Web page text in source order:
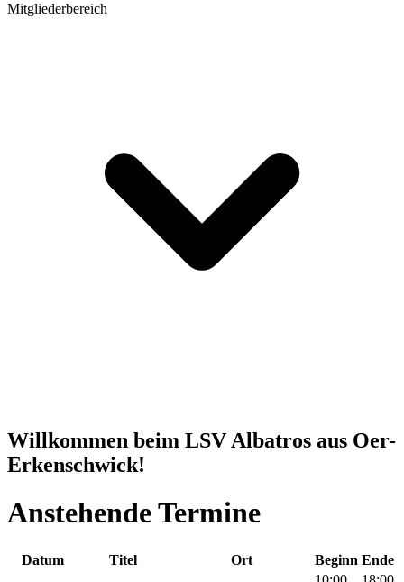
Mitgliederbereich
Willkommen beim LSV Albatros aus Oer-
Erkenschwick!
Anstehende Termine
Datum Titel Ort Beginn Ende